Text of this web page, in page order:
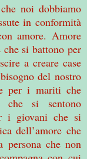
noi dobbiamo
in conformità
amore. Amore
si battono per
a creare case
del nostro
per i mariti che
si sentono
i giovani che si
dell’amore che
persona che non